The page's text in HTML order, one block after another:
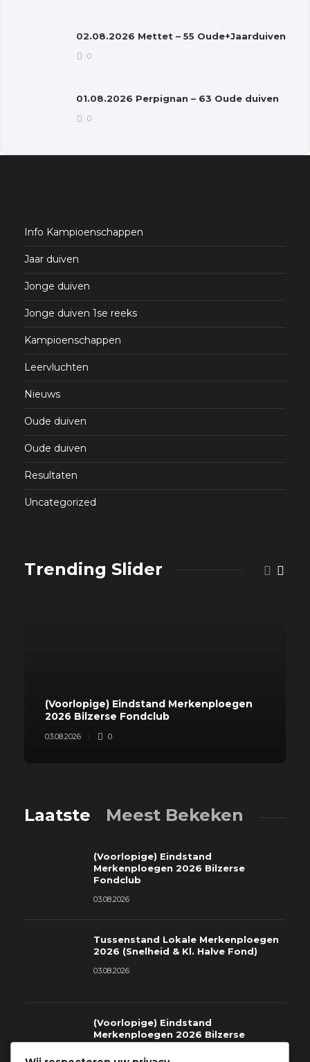
02.08.2026 Mettet – 55 Oude+Jaarduiven
0
01.08.2026 Perpignan – 63 Oude duiven
0
Info Kampioenschappen
Jaar duiven
Jonge duiven
Jonge duiven 1se reeks
Kampioenschappen
Leervluchten
Nieuws
Oude duiven
Oude duiven
Resultaten
Uncategorized
Trending Slider
(Voorlopige) Eindstand Merkenploegen
2026 Bilzerse Fondclub
03.08.2026 0
Laatste Meest Bekeken
(Voorlopige) Eindstand
Merkenploegen 2026 Bilzerse
Fondclub
03.08.2026
Tussenstand Lokale Merkenploegen
2026 (Snelheid & Kl. Halve Fond)
03.08.2026
(Voorlopige) Eindstand
Merkenploegen 2026 Bilzerse
Fondclub